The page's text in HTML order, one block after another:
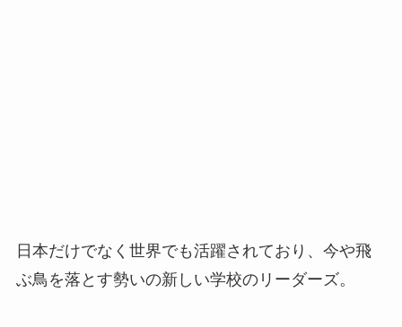
日本だけでなく世界でも活躍されており、今や飛
ぶ鳥を落とす勢いの新しい学校のリーダーズ。